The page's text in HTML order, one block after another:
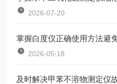
2026-07-20
2026-05-18